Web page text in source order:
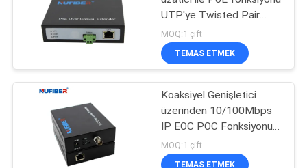
HARITASI
POLITIKASI
10G XFP Alıcı-Verici
12
UTP'ye Twisted Pair
POE dönüştürücü
MOQ:1 çift
TEMAS ETMEK
Koaksiyel Genişletici
üzerinden 10/100Mbps
IP EOC POC Fonksiyonu
900metre DC52V
MOQ:1 çift
TEMAS ETMEK